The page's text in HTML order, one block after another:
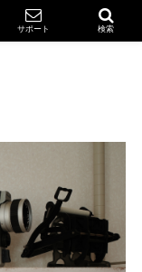
サポート 検索